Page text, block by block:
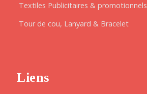
Textiles Publicitaires & promotionnels
Tour de cou, Lanyard & Bracelet
Liens